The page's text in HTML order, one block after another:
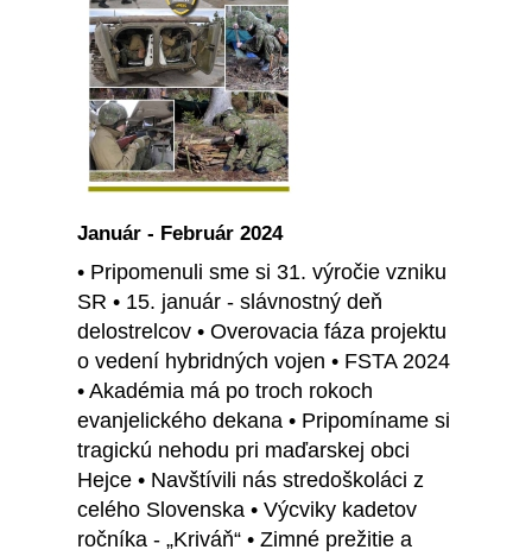
Január - Február 2024
• Pripomenuli sme si 31. výročie vzniku
SR • 15. január - slávnostný deň
delostrelcov • Overovacia fáza projektu
o vedení hybridných vojen • FSTA 2024
• Akadémia má po troch rokoch
evanjelického dekana • Pripomíname si
tragickú nehodu pri maďarskej obci
Hejce • Navštívili nás stredoškoláci z
celého Slovenska • Výcviky kadetov
ročníka - „Kriváň“ • Zimné prežitie a